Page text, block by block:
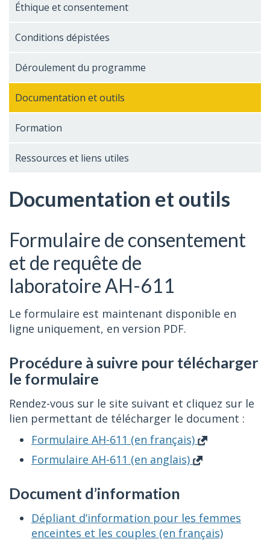
Éthique et consentement
Conditions dépistées
Déroulement du programme
Documentation et outils
Formation
Ressources et liens utiles
Documentation et outils
Formulaire de consentement
et de requête de
laboratoire AH-611
Le formulaire est maintenant disponible en
ligne uniquement, en version PDF.
Procédure à suivre pour télécharger
le formulaire
Rendez-vous sur le site suivant et cliquez sur le
lien permettant de télécharger le document :
Formulaire AH-611 (en français)
Formulaire AH-611 (en anglais)
Document d’information
Dépliant d’information pour les femmes
enceintes et les couples (en français)